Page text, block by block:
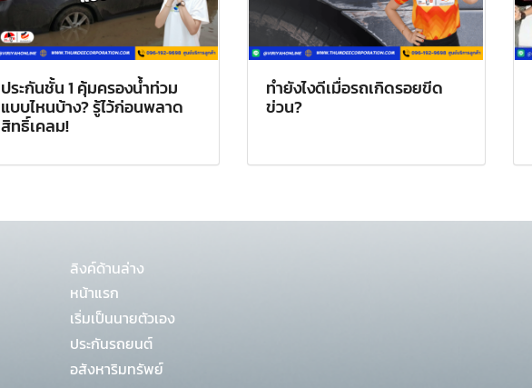
ประกันชั้น 1 คุ้มครองน้ำท่วม
แบบไหนบ้าง? รู้ไว้ก่อนพลาด
สิทธิ์เคลม!
ทำยังไงดีเมื่อรถเกิดรอยขีด
ข่วน?
ลิงค์ด้านล่าง
หน้าแรก
เริ่มเป็นนายตัวเอง
ประกันรถยนต์
อสังหาริมทรัพย์